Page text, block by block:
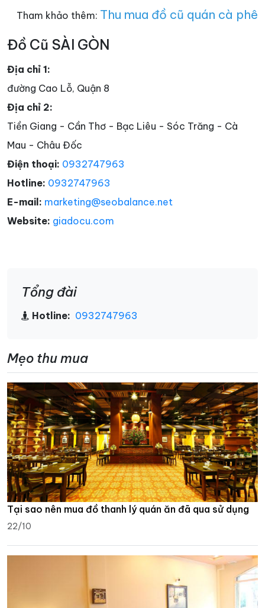
Tham khảo thêm: Thu mua đồ cũ quán cà phê
Đồ Cũ SÀI GÒN
Địa chỉ 1:
đường Cao Lỗ, Quận 8
Địa chỉ 2:
Tiền Giang - Cần Thơ - Bạc Liêu - Sóc Trăng - Cà
Mau - Châu Đốc
Điện thoại: 0932747963
Hotline: 0932747963
E-mail: marketing@seobalance.net
Website: giadocu.com
Tổng đài
Hotline: 0932747963
Mẹo thu mua
Tại sao nên mua đồ thanh lý quán ăn đã qua sử dụng
22/10